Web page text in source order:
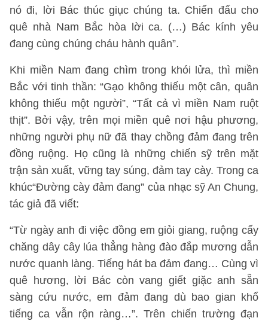
nó đi, lời Bác thúc giục chúng ta. Chiến đấu cho
quê nhà Nam Bắc hòa lời ca. (…) Bác kính yêu
đang cùng chúng cháu hành quân”.
Khi miền Nam đang chìm trong khói lửa, thì miền
Bắc với tinh thần: “Gạo không thiếu một cân, quân
không thiếu một người”, “Tất cả vì miền Nam ruột
thịt”. Bởi vậy, trên mọi miền quê nơi hậu phương,
những người phụ nữ đã thay chồng đảm đang trên
đồng ruộng. Họ cũng là những chiến sỹ trên mặt
trận sản xuất, vững tay súng, đảm tay cày. Trong ca
khúc“Đường cày đảm đang” của nhạc sỹ An Chung,
tác giả đã viết:
“Từ ngày anh đi việc đồng em giỏi giang, ruộng cấy
chăng dây cây lúa thẳng hàng đào đắp mương dẫn
nước quanh làng. Tiếng hát ba đảm đang… Cùng vì
quê hương, lời Bác còn vang giết giặc anh sẵn
sàng cứu nước, em đảm đang dù bao gian khổ
tiếng ca vẫn rộn ràng…”. Trên chiến trường đạn